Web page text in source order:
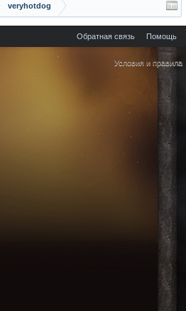
veryhotdog
Обратная связь Помощь
Условия и правила